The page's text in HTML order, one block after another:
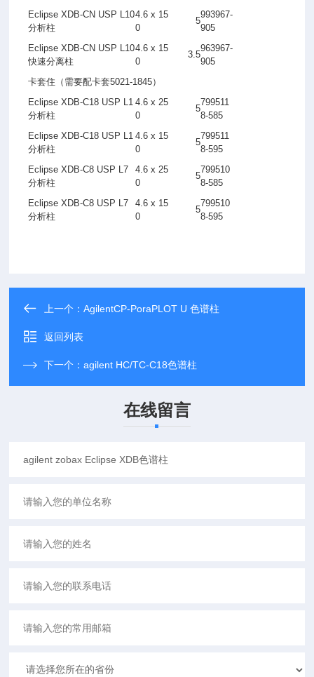
Eclipse XDB-CN USP L10
分析柱
4.6 x 15
0
5
993967-
905
Eclipse XDB-CN USP L10
快速分离柱
4.6 x 15
0
3.5
963967-
905
卡套住 （ 需要配卡套5021-1845）
Eclipse XDB-C18 USP L1
分析柱
4.6 x 25
0
5
799511
8-585
Eclipse XDB-C18 USP L1
分析柱
4.6 x 15
0
5
799511
8-595
Eclipse XDB-C8 USP L7
分析柱
4.6 x 25
0
5
799510
8-585
Eclipse XDB-C8 USP L7
分析柱
4.6 x 15
0
5
799510
8-595
上一个：AgilentCP-PoraPLOT U 色谱柱
返回列表
下一个：agilent HC/TC-C18色谱柱
在线留言